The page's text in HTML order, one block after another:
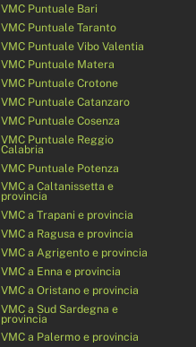
VMC Puntuale Bari
VMC Puntuale Taranto
VMC Puntuale Vibo Valentia
VMC Puntuale Matera
VMC Puntuale Crotone
VMC Puntuale Catanzaro
VMC Puntuale Cosenza
VMC Puntuale Reggio
Calabria
VMC Puntuale Potenza
VMC a Caltanissetta e
provincia
VMC a Trapani e provincia
VMC a Ragusa e provincia
VMC a Agrigento e provincia
VMC a Enna e provincia
VMC a Oristano e provincia
VMC a Sud Sardegna e
provincia
VMC a Palermo e provincia